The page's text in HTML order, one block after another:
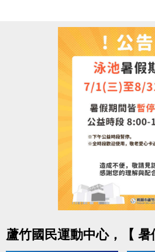
◆ 不可委託他人代領
持續運動不僅讓身體更健康，
還能感受滿滿的鼓勵與心意
-洽詢專線：03-2639066 #112
-官
https://www.lzsports.com.tw/
-FB : 桃園市蘆竹國民運動中心
-IG : @luzhusports
蘆竹國民運動中心，【 暑